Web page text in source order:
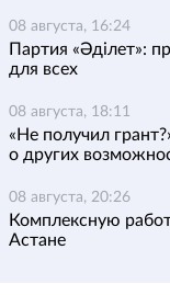
08 августа, 16:24
Партия «Әділет»:
для всех
08 августа, 18:11
«Не получил
о других
08 августа, 20:26
Комплексную
Астане